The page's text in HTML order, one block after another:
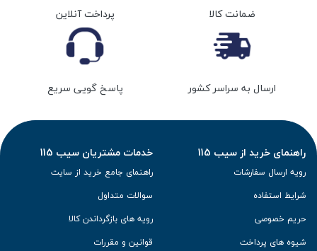
ضمانت کالا پرداخت آنلاین
ارسال به سراسر کشور پاسخ گویی سریع
راهنمای خرید از سیب 115
رویه ارسال سفارشات
شرایط استفاده
حریم خصوصی
شیوه های پرداخت
خدمات مشتریان سیب 115
راهنمای جامع خرید از سایت
سوالات متداول
رویه های بازگرداندن کالا
قوانین و مقررات